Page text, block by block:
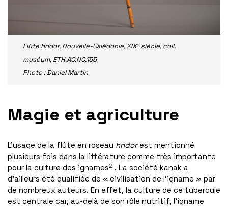
Flûte hndor, Nouvelle-Calédonie, XIXe siècle, coll.
muséum, ETH.AC.NC.155
Photo : Daniel Martin
Magie et agriculture
L’usage de la flûte en roseau hndorest mentionné
plusieurs fois dans la littérature comme très importante
pour la culture des ignames2 . La société kanak a
d’ailleurs été qualifiée de « civilisation de l’igname » par
de nombreux auteurs. En effet, la culture de ce tubercule
est centrale car, au-delà de son rôle nutritif, l’igname